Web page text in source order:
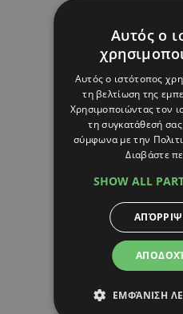
Αυτός ο
Αυτός ο ιστότοπος
τη βελτίωση της
Χρησιμοποιώντας τον
τη συγκατάθεσή
σύμφωνα με την
Διαβάστε
SHOW ALL
ΕΜΦΆΝΙΣΗ